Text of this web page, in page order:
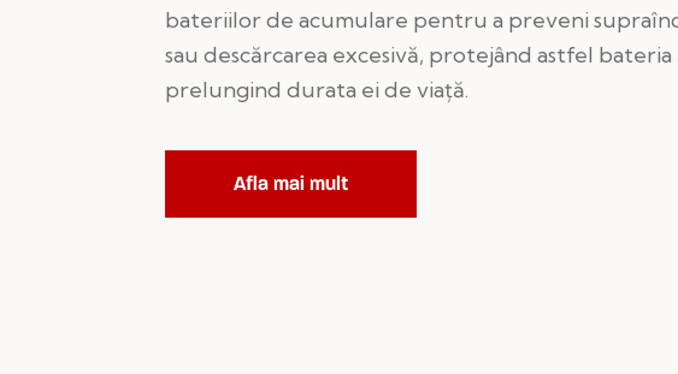
bateriilor de acumulare pentru a preveni
sau descărcarea excesivă, protejând astfel bateria
prelungind durata ei de viață.
Afla mai mult